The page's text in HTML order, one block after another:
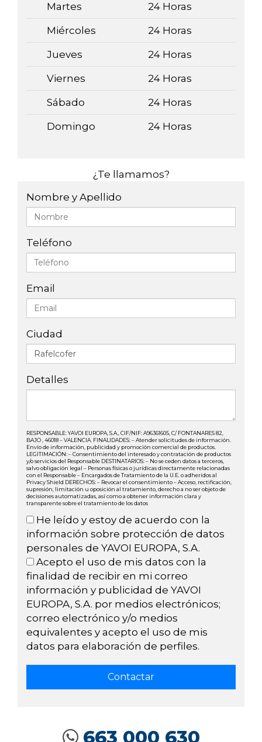
Martes 24 Horas
Miércoles 24 Horas
Jueves 24 Horas
Viernes 24 Horas
Sábado 24 Horas
Domingo 24 Horas
¿Te llamamos?
Nombre y Apellido
Teléfono
Email
Ciudad
Detalles
RESPONSABLE: YAVOI EUROPA, S.A., CIF/NIF: A96361605, C/ FONTANARES 82,
BAJO , 46018 – VALENCIA. FINALIDADES: – Atender solicitudes de información.
Envío de información, publicidad y promoción comercial de productos.
LEGITIMACIÓN: – Consentimiento del interesado y contratación de productos
y/o servicios del Responsable DESTINATARIOS: – No se ceden datos a terceros,
salvo obligación legal – Personas físicas o jurídicas directamente relacionadas
con el Responsable – Encargados de Tratamiento de la U.E. o adheridos al
Privacy Shield DERECHOS: – Revocar el consentimiento – Acceso, rectificación,
supresión, limitación u oposición al tratamiento, derecho a no ser objeto de
decisiones automatizadas, así como a obtener información clara y
transparente sobre el tratamiento de los datos
He leído y estoy de acuerdo con la
información sobre protección de datos
personales de YAVOI EUROPA, S.A.
Acepto el uso de mis datos con la
finalidad de recibir en mi correo
información y publicidad de YAVOI
EUROPA, S.A. por medios electrónicos;
correo electrónico y/o medios
equivalentes y acepto el uso de mis
datos para elaboración de perfiles.
663 000 630